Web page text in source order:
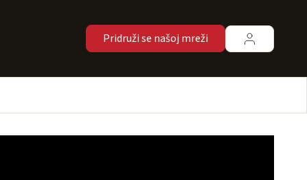
Pridruži se našoj mreži